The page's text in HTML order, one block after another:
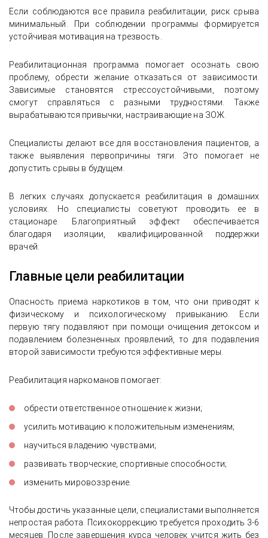
Если соблюдаются все правила реабилитации, риск срыва
минимальный. При соблюдении программы формируется
устойчивая мотивация на трезвость.
Реабилитационная программа помогает осознать свою
проблему, обрести желание отказаться от зависимости.
Зависимые становятся стрессоустойчивыми, поэтому
смогут справляться с разными трудностями. Также
вырабатываются привычки, настраивающие на ЗОЖ.
Специалисты делают все для восстановления пациентов, а
также выявления первопричины тяги. Это помогает не
допустить срывы в будущем.
В легких случаях допускается реабилитация в домашних
условиях. Но специалисты советуют проводить ее в
стационаре. Благоприятный эффект обеспечивается
благодаря изоляции, квалифицированной поддержки
врачей.
Главные цели реабилитации
Опасность приема наркотиков в том, что они приводят к
физическому и психологическому привыканию. Если
первую тягу подавляют при помощи очищения детоксом и
подавлением болезненных проявлений, то для подавления
второй зависимости требуются эффективные меры.
Реабилитация наркоманов помогает:
обрести ответственное отношение к жизни;
усилить мотивацию к положительным изменениям;
научиться владению чувствами;
развивать творческие, спортивные способности;
изменить мировоззрение.
Чтобы достичь указанные цели, специалистами выполняется
непростая работа. Психокоррекцию требуется проходить 3-6
месяцев. После завершения курса человек учится жить без